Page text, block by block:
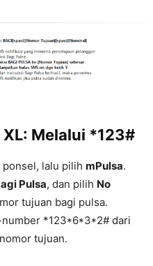
Melalui *123#
ponsel, lalu pilih mPulsa.
Pulsa, dan pilih No
tujuan bagi pulsa.
number *123*6*3*2# dari
tujuan.